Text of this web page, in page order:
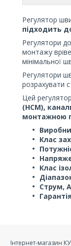
Регулятор
підходить
Регулятори
монтажу
мінімальної
Регулятори
розрахувати
Цей
(HCM),
монтажною
Клас
Клас
Струм,